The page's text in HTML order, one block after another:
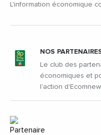
L'information économique
NOS
Le club des
économiques et
l'action